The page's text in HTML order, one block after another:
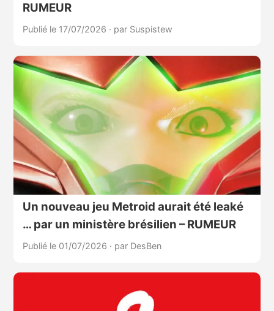
RUMEUR
Publié le 17/07/2026 · par Suspistew
Un nouveau jeu Metroid aurait été leaké
… par un ministère brésilien – RUMEUR
Publié le 01/07/2026 · par DesBen